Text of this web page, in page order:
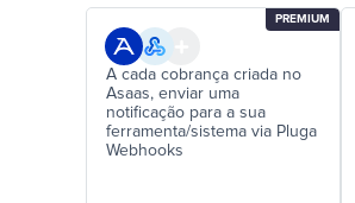
PREMIUM
A cada cobrança criada no
Asaas, enviar uma
notificação para a sua
ferramenta/sistema via Pluga
Webhooks